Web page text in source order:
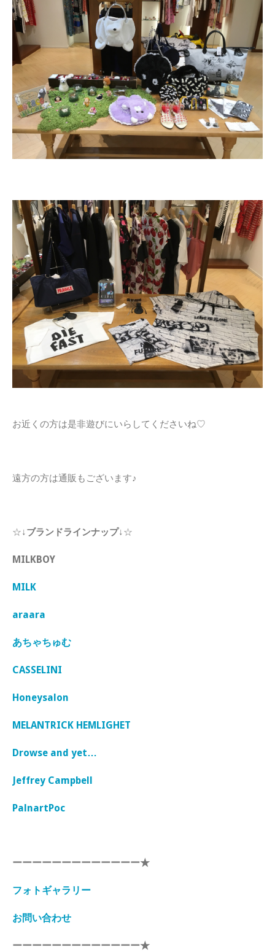
お近くの方は是非遊びにいらしてくださいね♡
遠方の方は通販もございます♪
☆↓ブランドラインナップ↓☆
MILKBOY
MILK
araara
あちゃちゅむ
CASSELINI
Honeysalon
MELANTRICK HEMLIGHET
Drowse and yet…
Jeffrey Campbell
PalnartPoc
ーーーーーーーーーーーーー★
フォトギャラリー
お問い合わせ
ーーーーーーーーーーーーー★